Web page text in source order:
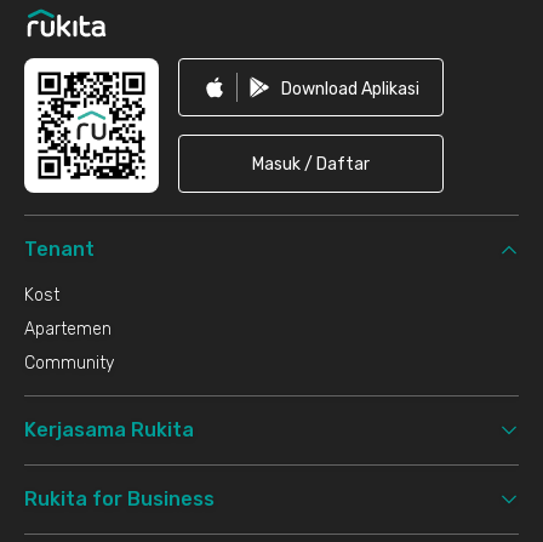
Download Aplikasi
Masuk / Daftar
Tenant
Kost
Apartemen
Community
Kerjasama Rukita
Rukita for Business